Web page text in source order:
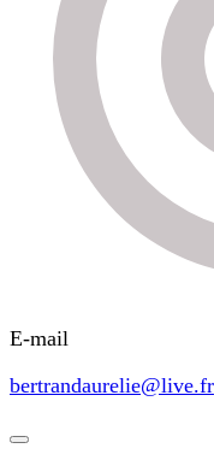
E-mail
bertrandaurelie@live.fr